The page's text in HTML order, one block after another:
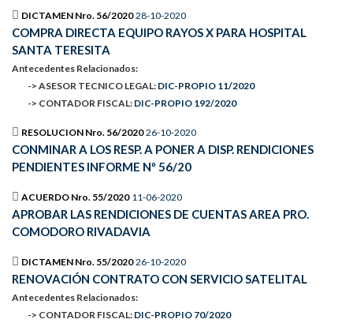
DICTAMEN Nro. 56/2020 28-10-2020
COMPRA DIRECTA EQUIPO RAYOS X PARA HOSPITAL
SANTA TERESITA
Antecedentes Relacionados:
-> ASESOR TECNICO LEGAL: DIC-PROPIO 11/2020
-> CONTADOR FISCAL: DIC-PROPIO 192/2020
RESOLUCION Nro. 56/2020 26-10-2020
CONMINAR A LOS RESP. A PONER A DISP. RENDICIONES
PENDIENTES INFORME Nº 56/20
ACUERDO Nro. 55/2020 11-06-2020
APROBAR LAS RENDICIONES DE CUENTAS AREA PRO.
COMODORO RIVADAVIA
DICTAMEN Nro. 55/2020 26-10-2020
RENOVACIÓN CONTRATO CON SERVICIO SATELITAL
Antecedentes Relacionados:
-> CONTADOR FISCAL: DIC-PROPIO 70/2020